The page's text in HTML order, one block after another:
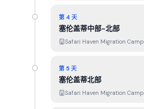
第 4 天
塞伦盖蒂中部-北部
Safari Haven Migration Camp
第 5 天
塞伦盖蒂北部
Safari Haven Migration Camp